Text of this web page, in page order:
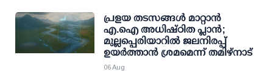
പ്രളയ തടസങ്ങള്‍ മാറ്റാന്‍
എ.ഐ അധിഷ്ഠിത പ്ലാന്‍;
മുല്ലപ്പെരിയാറില്‍ ജലനിരപ്പ്
ഉയര്‍ത്താന്‍ ശ്രമമെന്ന് തമിഴ്നാട്
06 Aug